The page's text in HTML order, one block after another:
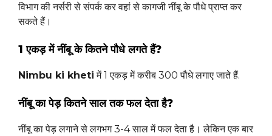
विभाग की नर्सरी से संपर्क कर वहां से कागजी नींबू के पौधे प्राप्त कर
सकते हैं।
1 एकड़ में नींबू के कितने पौधे लगते हैं?
Nimbu ki kheti में 1 एकड़ में करीब 300 पौधे लगाए जाते हैं.
नींबू का पेड़ कितने साल तक फल देता है?
नींबू का पेड़ लगाने से लगभग 3-4 साल में फल देता है। लेकिन एक बार